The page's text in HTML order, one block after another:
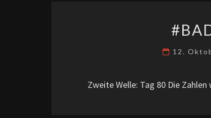
12.
Zweite Welle: Tag 80 Die